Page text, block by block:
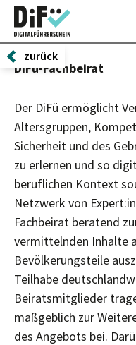
zurück
DiFü-Fachbeirat
Der DiFü ermöglicht
Altersgruppen,
Sicherheit und des
zu erlernen und so
beruflichen Kontext
Netzwerk von
Fachbeirat beratend
vermittelnden Inhalte
Bevölkerungsteile
Teilhabe
Beiratsmitglieder
maßgeblich zur
des Angebots bei.